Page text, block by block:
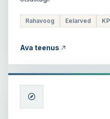
Rahavoog Eelarved
Ava teenus